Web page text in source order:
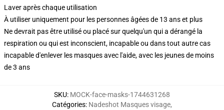
Laver après chaque utilisation
À utiliser uniquement pour les personnes âgées de 13 ans et plus
Ne devrait pas être utilisé ou placé sur quelqu'un qui a dérangé la
respiration ou qui est inconscient, incapable ou dans tout autre cas
incapable d'enlever les masques avec l'aide, avec les jeunes de moins
de 3 ans
SKU: MOCK-face-masks-1744631268
Catégories: Nadeshot Masques visage,